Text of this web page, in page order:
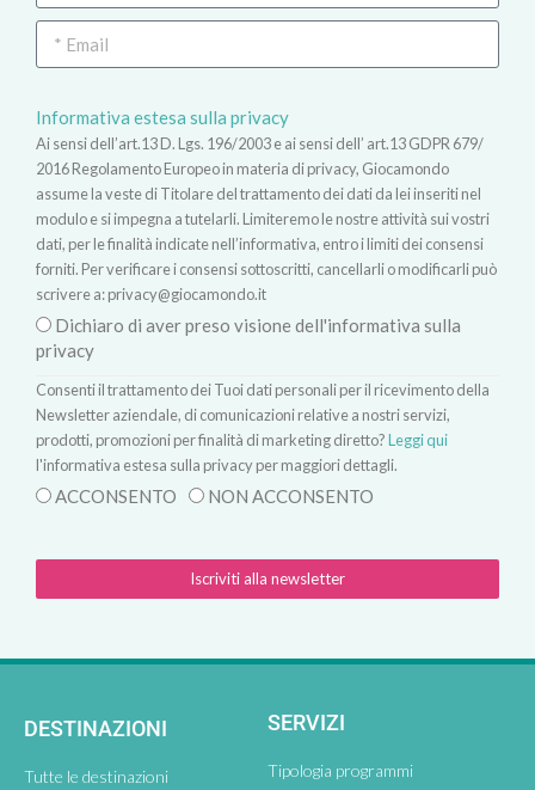
Informativa estesa sulla privacy
Ai sensi dell’art.13 D. Lgs. 196/2003 e ai sensi dell’ art.13 GDPR 679/
2016 Regolamento Europeo in materia di privacy, Giocamondo
assume la veste di Titolare del trattamento dei dati da lei inseriti nel
modulo e si impegna a tutelarli. Limiteremo le nostre attività sui vostri
dati, per le finalità indicate nell’informativa, entro i limiti dei consensi
forniti. Per verificare i consensi sottoscritti, cancellarli o modificarli può
scrivere a:privacy@giocamondo.it
Dichiaro di aver preso visione dell'informativa sulla
privacy
Consenti il trattamento dei Tuoi dati personali per il ricevimento della
Newsletter aziendale, di comunicazioni relative a nostri servizi,
prodotti, promozioni per finalità di marketing diretto?Leggi qui
l'informativa estesa sulla privacy per maggiori dettagli.
ACCONSENTO NON ACCONSENTO
Iscriviti alla newsletter
DESTINAZIONI
Tutte le destinazioni
SERVIZI
Tipologia programmi